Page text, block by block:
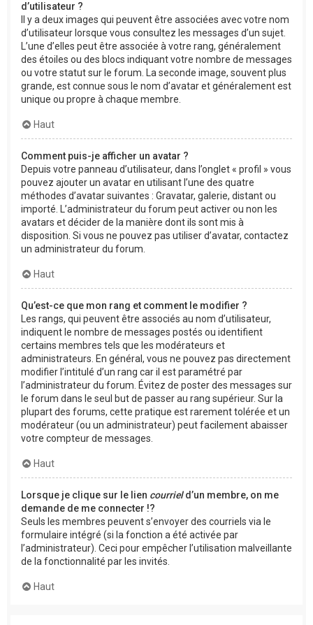
d’utilisateur ?
Il y a deux images qui peuvent être associées avec votre nom
d’utilisateur lorsque vous consultez les messages d’un sujet.
L’une d’elles peut être associée à votre rang, généralement
des étoiles ou des blocs indiquant votre nombre de messages
ou votre statut sur le forum. La seconde image, souvent plus
grande, est connue sous le nom d’avatar et généralement est
unique ou propre à chaque membre.
Haut
Comment puis-je afficher un avatar ?
Depuis votre panneau d’utilisateur, dans l’onglet « profil » vous
pouvez ajouter un avatar en utilisant l’une des quatre
méthodes d’avatar suivantes : Gravatar, galerie, distant ou
importé. L’administrateur du forum peut activer ou non les
avatars et décider de la manière dont ils sont mis à
disposition. Si vous ne pouvez pas utiliser d’avatar, contactez
un administrateur du forum.
Haut
Qu’est-ce que mon rang et comment le modifier ?
Les rangs, qui peuvent être associés au nom d’utilisateur,
indiquent le nombre de messages postés ou identifient
certains membres tels que les modérateurs et
administrateurs. En général, vous ne pouvez pas directement
modifier l’intitulé d’un rang car il est paramétré par
l’administrateur du forum. Évitez de poster des messages sur
le forum dans le seul but de passer au rang supérieur. Sur la
plupart des forums, cette pratique est rarement tolérée et un
modérateur (ou un administrateur) peut facilement abaisser
votre compteur de messages.
Haut
Lorsque je clique sur le lien courrield’un membre, on me
demande de me connecter !?
Seuls les membres peuvent s’envoyer des courriels via le
formulaire intégré (si la fonction a été activée par
l’administrateur). Ceci pour empêcher l’utilisation malveillante
de la fonctionnalité par les invités.
Haut